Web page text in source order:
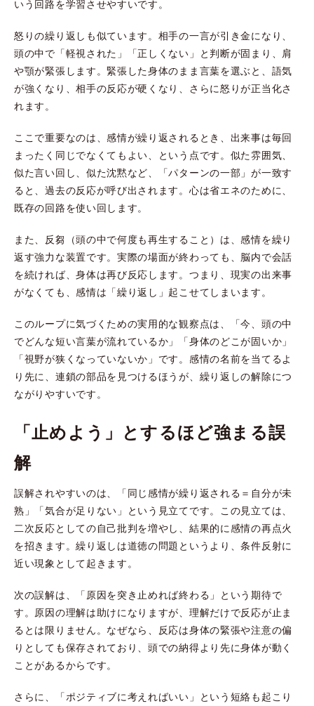
いう回路を学習させやすいです。
怒りの繰り返しも似ています。相手の一言が引き金になり、
頭の中で「軽視された」「正しくない」と判断が固まり、肩
や顎が緊張します。緊張した身体のまま言葉を選ぶと、語気
が強くなり、相手の反応が硬くなり、さらに怒りが正当化さ
れます。
ここで重要なのは、感情が繰り返されるとき、出来事は毎回
まったく同じでなくてもよい、という点です。似た雰囲気、
似た言い回し、似た沈黙など、「パターンの一部」が一致す
ると、過去の反応が呼び出されます。心は省エネのために、
既存の回路を使い回します。
また、反芻（頭の中で何度も再生すること）は、感情を繰り
返す強力な装置です。実際の場面が終わっても、脳内で会話
を続ければ、身体は再び反応します。つまり、現実の出来事
がなくても、感情は「繰り返し」起こせてしまいます。
このループに気づくための実用的な観察点は、「今、頭の中
でどんな短い言葉が流れているか」「身体のどこが固いか」
「視野が狭くなっていないか」です。感情の名前を当てるよ
り先に、連鎖の部品を見つけるほうが、繰り返しの解除につ
ながりやすいです。
「止めよう」とするほど強まる誤
解
誤解されやすいのは、「同じ感情が繰り返される＝自分が未
熟」「気合が足りない」という見立てです。この見立ては、
二次反応としての自己批判を増やし、結果的に感情の再点火
を招きます。繰り返しは道徳の問題というより、条件反射に
近い現象として起きます。
次の誤解は、「原因を突き止めれば終わる」という期待で
す。原因の理解は助けになりますが、理解だけで反応が止ま
るとは限りません。なぜなら、反応は身体の緊張や注意の偏
りとしても保存されており、頭での納得より先に身体が動く
ことがあるからです。
さらに、「ポジティブに考えればいい」という短絡も起こり